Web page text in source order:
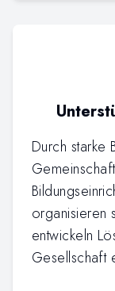
Durch starke
organisieren
entwickeln
Gesellschaft